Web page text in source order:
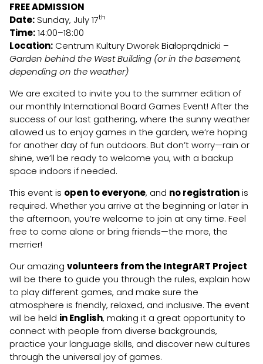
FREE ADMISSION
Date:Sunday, July 17th
Time:14:00–18:00
Location: Centrum Kultury Dworek Białoprądnicki –
Garden behind the West Building (or in the basement,
depending on the weather)
We are excited to invite you to the summer edition of
our monthly International Board Games Event! After the
success of our last gathering, where the sunny weather
allowed us to enjoy games in the garden, we’re hoping
for another day of fun outdoors. But don’t worry—rain or
shine, we’ll be ready to welcome you, with a backup
space indoors if needed.
This event is open to everyone, and no registrationis
required. Whether you arrive at the beginning or later in
the afternoon, you’re welcome to join at any time. Feel
free to come alone or bring friends—the more, the
merrier!
Our amazing volunteers from the IntegrART Project
will be there to guide you through the rules, explain how
to play different games, and make sure the
atmosphere is friendly, relaxed, and inclusive. The event
will be held in English, making it a great opportunity to
connect with people from diverse backgrounds,
practice your language skills, and discover new cultures
through the universal joy of games.